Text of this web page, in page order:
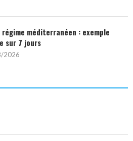
régime méditerranéen : exemple
sur 7 jours
2026